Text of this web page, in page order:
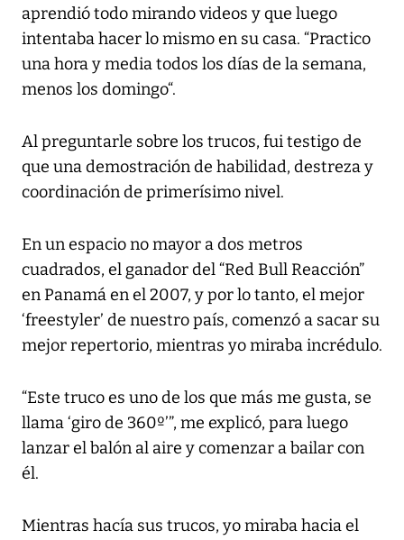
aprendió todo mirando videos y que luego
intentaba hacer lo mismo en su casa. “Practico
una hora y media todos los días de la semana,
menos los domingo“.
Al preguntarle sobre los trucos, fui testigo de
que una demostración de habilidad, destreza y
coordinación de primerísimo nivel.
En un espacio no mayor a dos metros
cuadrados, el ganador del “Red Bull Reacción”
en Panamá en el 2007, y por lo tanto, el mejor
‘freestyler’ de nuestro país, comenzó a sacar su
mejor repertorio, mientras yo miraba incrédulo.
“Este truco es uno de los que más me gusta, se
llama ‘giro de 360º’”, me explicó, para luego
lanzar el balón al aire y comenzar a bailar con
él.
Mientras hacía sus trucos, yo miraba hacia el